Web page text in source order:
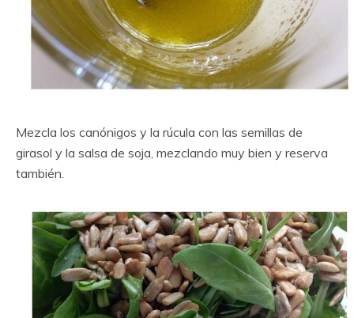
Mezcla los canónigos y la rúcula con las semillas de
girasol y la salsa de soja, mezclando muy bien y reserva
también.